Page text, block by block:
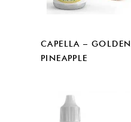
CAPELLA – GOLDEN
PINEAPPLE